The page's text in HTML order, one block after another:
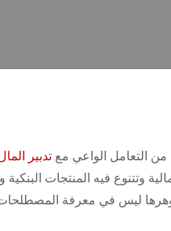
التعامل الواعي مع تدبير
وتتنوع فيه المنتجات
ليس في معرفة